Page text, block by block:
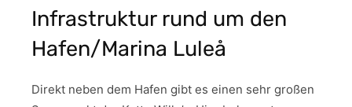
Infrastruktur rund um den
Hafen/Marina Luleå
Direkt neben dem Hafen gibt es einen sehr großen